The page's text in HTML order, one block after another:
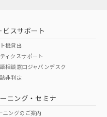
ビスサポート
機貸出
ィクスサポート
相談窓口ジャパンデスク
非判定
ニング・セミナ
ニングのご案内